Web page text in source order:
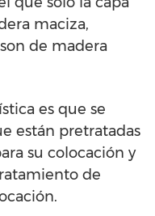
maciza,
de madera
es que se
están pretratadas
su colocación y
de